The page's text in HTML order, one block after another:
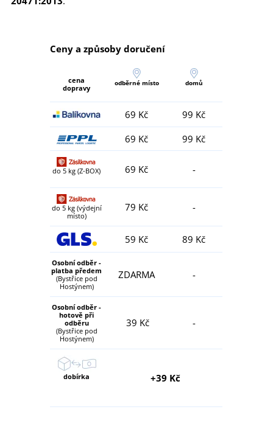
Ceny a způsoby doručení
cena
dopravy
odběrné místo domů
69 Kč
99 Kč
69 Kč
99 Kč
do 5 kg (Z-BOX) 69 Kč -
do 5 kg (výdejní
místo)
79 Kč -
59 Kč 89 Kč
Osobní odběr -
platba předem
(Bystřice pod
Hostýnem)
ZDARMA -
Osobní odběr -
hotově při
odběru
(Bystřice pod
Hostýnem)
39 Kč -
dobírka +39 Kč